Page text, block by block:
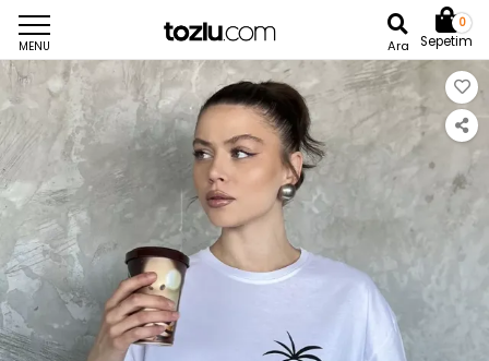
MENU Ara
0
Sepetim